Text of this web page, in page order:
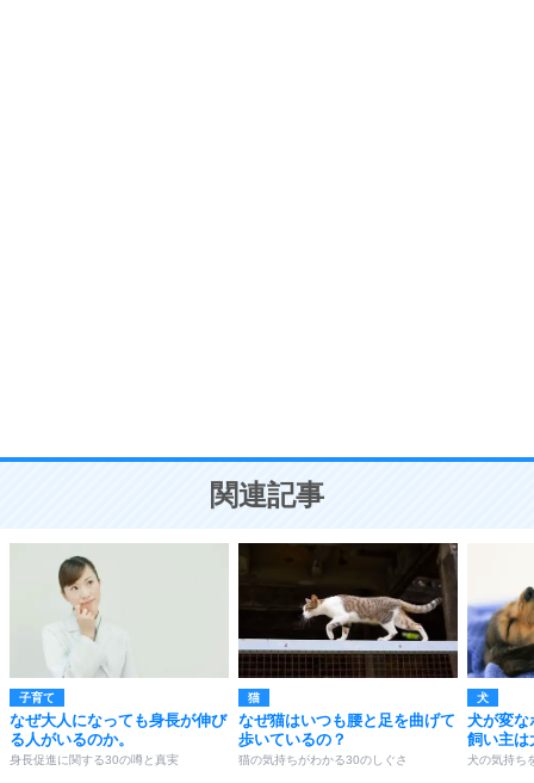
ことが大切。
関連記事
子育て
なぜ大人になっても身長が伸び
る人がいるのか。
身長促進に関する30の噂と真実
猫
なぜ猫はいつも腰と足を曲げて
歩いているの？
猫の気持ちがわかる30のしぐさ
犬
犬が変な
飼い主は
犬の気持ち